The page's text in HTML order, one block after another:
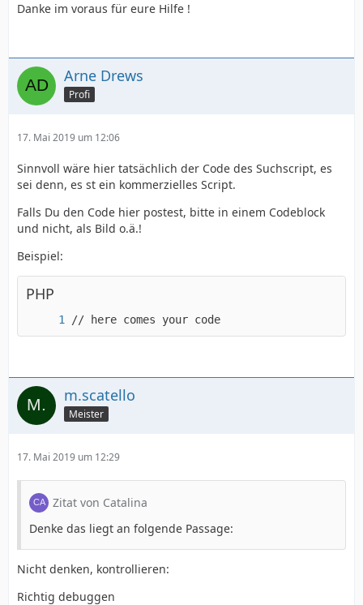
Danke im voraus für eure Hilfe !
Arne Drews
Profi
17. Mai 2019 um 12:06
Sinnvoll wäre hier tatsächlich der Code des Suchscript, es
sei denn, es st ein kommerzielles Script.
Falls Du den Code hier postest, bitte in einem Codeblock
und nicht, als Bild o.ä.!
Beispiel:
PHP
// here comes your code
m.scatello
Meister
17. Mai 2019 um 12:29
Zitat von Catalina
Denke das liegt an folgende Passage:
Nicht denken, kontrollieren:
Richtig debuggen